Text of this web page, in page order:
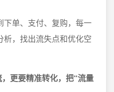
下单、支付、复购，每一
，找出流失点和优化空
更要精准转化，把“流量